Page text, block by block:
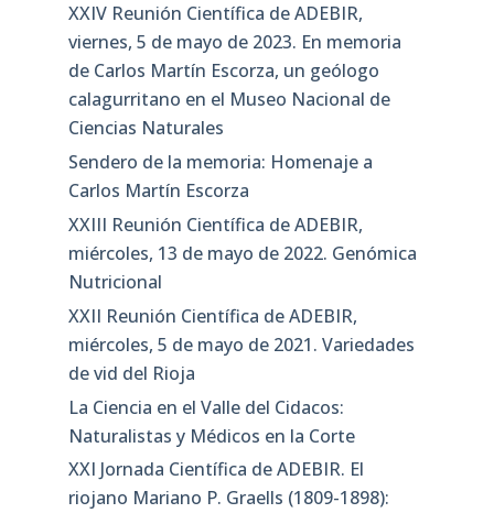
XXIV Reunión Científica de ADEBIR,
viernes, 5 de mayo de 2023. En memoria
de Carlos Martín Escorza, un geólogo
calagurritano en el Museo Nacional de
Ciencias Naturales
Sendero de la memoria: Homenaje a
Carlos Martín Escorza
XXIII Reunión Científica de ADEBIR,
miércoles, 13 de mayo de 2022. Genómica
Nutricional
XXII Reunión Científica de ADEBIR,
miércoles, 5 de mayo de 2021. Variedades
de vid del Rioja
La Ciencia en el Valle del Cidacos:
Naturalistas y Médicos en la Corte
XXI Jornada Científica de ADEBIR. El
riojano Mariano P. Graells (1809-1898):